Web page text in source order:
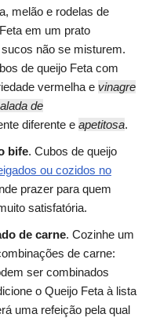
melão e rodelas de
em um prato
não se misturem.
de queijo Feta com
vermelha e vinagre
de
diferente e apetitosa.
bife. Cubos de queijo
ou cozidos no
prazer para quem
satisfatória.
de carne. Cozinhe um
de carne:
ser combinados
o Queijo Feta à lista
uma refeição pela qual